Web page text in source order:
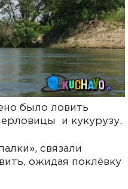
было ловить
и кукурузу.
связали
ожидая поклёвку